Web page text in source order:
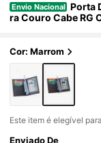
Envio Nacional Porta
ra Couro Cabe RG
Cor: Marrom
Este item é elegível para
Enviado De